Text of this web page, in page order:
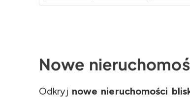
Nowe
Odkryj nowe nieruchomości